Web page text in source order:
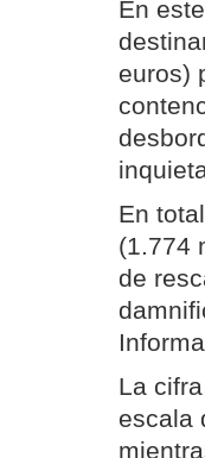
En
euros)
En
(1.774
de
La
escala